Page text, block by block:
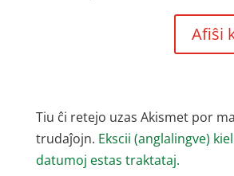
Tiu ĉi retejo uzas Akismet por
trudaĵojn. Ekscii (anglalingve)
datumoj estas traktataj.